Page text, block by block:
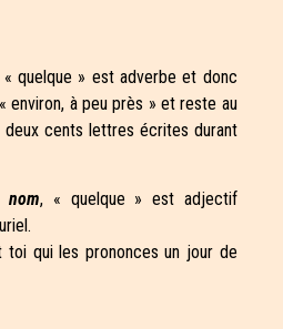
« quelque » est adverbe et donc
environ, à peu près » et reste au
deux cents lettres écrites durant
nom, « quelque » est adjectif
toi qui les prononces un jour de